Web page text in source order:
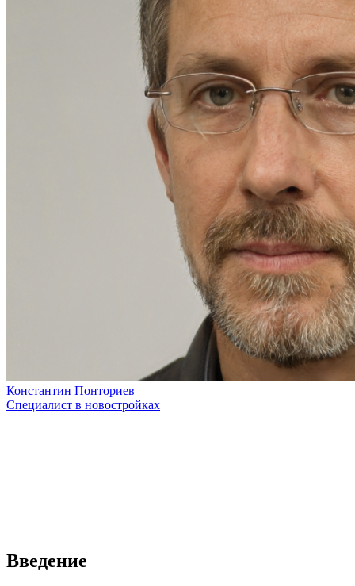
Константин Понториев
Специалист в новостройках
Введение